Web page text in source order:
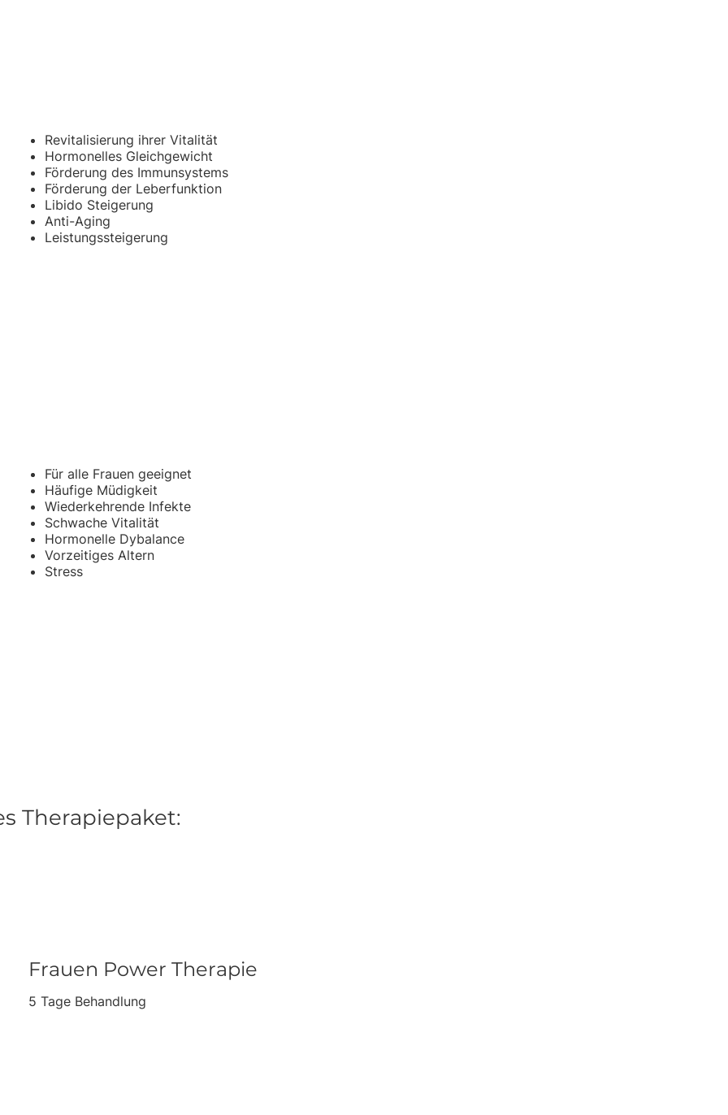
Revitalisierung ihrer Vitalität
Hormonelles Gleichgewicht
Förderung des Immunsystems
Förderung der Leberfunktion
Libido Steigerung
Anti-Aging
Leistungssteigerung
Für alle Frauen geeignet
Häufige Müdigkeit
Wiederkehrende Infekte
Schwache Vitalität
Hormonelle Dybalance
Vorzeitiges Altern
Stress
Therapiepaket:
Frauen Power Therapie
5 Tage Behandlung